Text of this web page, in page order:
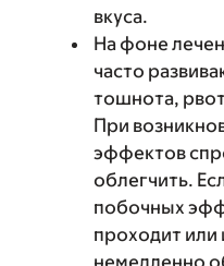
вкуса.
На фоне
часто
тошнота,
При
эффектов
облегчить.
побочных
проходит или
немедленно